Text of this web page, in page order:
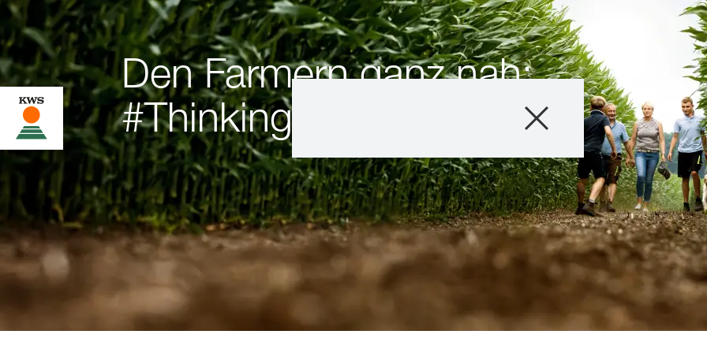
Produkte
Beratung
Stories & Events
Digitale Services
Über uns
Den Farmern ganz nah:
#ThinkingInGenerations